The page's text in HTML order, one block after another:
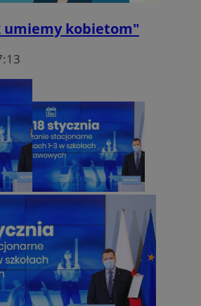
umiemy kobietom"